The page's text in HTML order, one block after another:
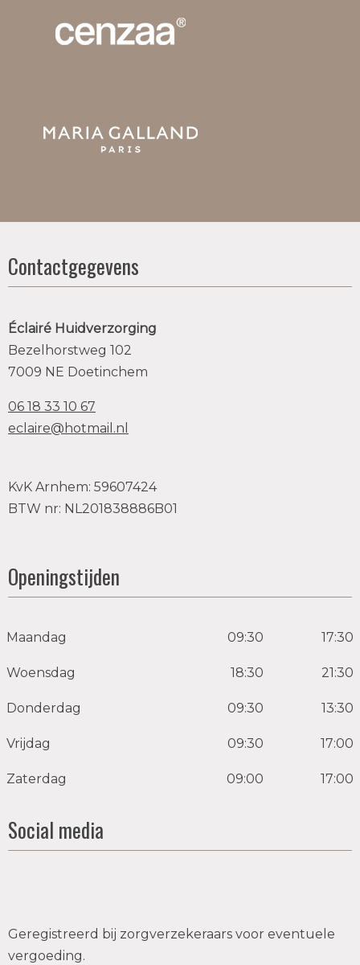
Contactgegevens
Éclairé Huidverzorging
Bezelhorstweg 102
7009 NE Doetinchem
06 18 33 10 67
eclaire@hotmail.nl
KvK Arnhem: 59607424
BTW nr: NL201838886B01
Openingstijden
Maandag 09:30 17:30
Woensdag 18:30 21:30
Donderdag 09:30 13:30
Vrijdag 09:30 17:00
Zaterdag 09:00 17:00
Social media
Geregistreerd bij zorgverzekeraars voor eventuele
vergoeding.